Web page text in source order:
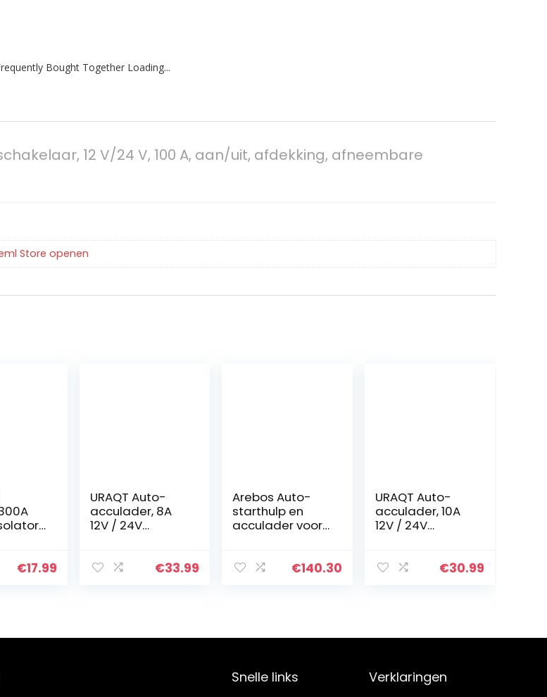
Bought Together Loading...
12 V/24 V, 100 A, aan/uit, afdekking, afneembare
Store openen
€17.99
URAQT Auto-
acculader, 8A
12V / 24V
Auto-
€33.99
Arebos Auto-
starthulp en
acculader voor
booster-functie
€140.30
URAQT Auto-
acculader, 10A
12V / 24V
Auto-
voor…
€30.99
Snelle links Verklaringen